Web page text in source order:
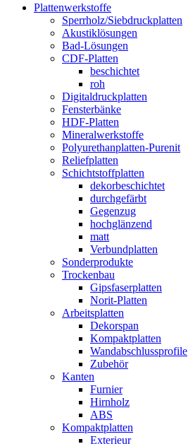
Plattenwerkstoffe
Sperrholz/Siebdruckplatten
Akustiklösungen
Bad-Lösungen
CDF-Platten
beschichtet
roh
Digitaldruckplatten
Fensterbänke
HDF-Platten
Mineralwerkstoffe
Polyurethanplatten-Purenit
Reliefplatten
Schichtstoffplatten
dekorbeschichtet
durchgefärbt
Gegenzug
hochglänzend
matt
Verbundplatten
Sonderprodukte
Trockenbau
Gipsfaserplatten
Norit-Platten
Arbeitsplatten
Dekorspan
Kompaktplatten
Wandabschlussprofile
Zubehör
Kanten
Furnier
Hirnholz
ABS
Kompaktplatten
Exterieur